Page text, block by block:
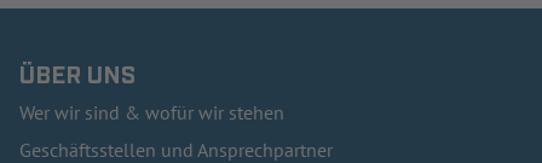
ÜBER UNS
Wer wir sind & wofür wir stehen
Geschäftsstellen und Ansprechpartner